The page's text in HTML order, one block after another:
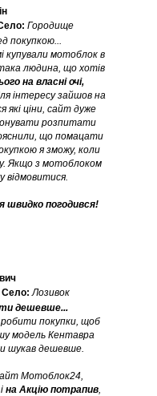
покупкою...
купували мотоблок в
людина, що хотів
на власні очі,
інтересу зайшов на
ціни, сайт дуже
розпитати
що помацати
я зможу, коли
Якщо з мотоблоком
відмовитися.
швидко погодився!
Городище
дешевше...
покупки, щоб
модель Кентавра
шукав дешевше.
Мотоблок24,
на Акцію потрапив,
Село: Лозивок